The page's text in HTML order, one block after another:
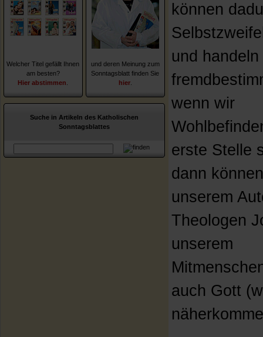
Welcher Titel gefällt Ihnen
am besten?
Hier abstimmen
und deren Meinung zum
Sonntagsblatt finden Sie
hier
Suche in Artikeln des Katholischen
Sonntagsblattes
können
und
wenn wir
erste Stelle
dann
unserem
Theologen
unserem
auch Gott